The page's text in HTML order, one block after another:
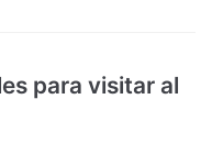
para visitar al